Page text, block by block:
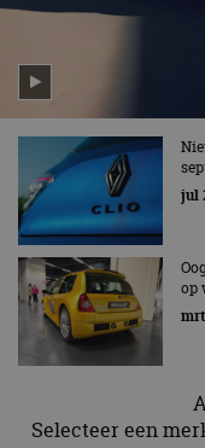
jul
op
Selecteer een